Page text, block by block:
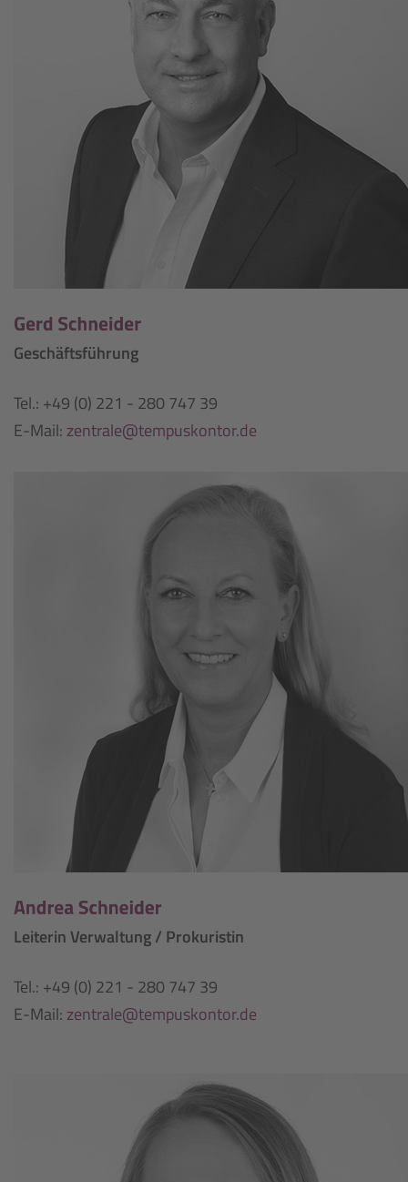
Geschäftsführung
Tel.: +49 (0) 221 - 280 747 39
E-Mail: zentrale@tempuskontor.de
Leiterin Verwaltung / Prokuristin
Tel.: +49 (0) 221 - 280 747 39
E-Mail: zentrale@tempuskontor.de